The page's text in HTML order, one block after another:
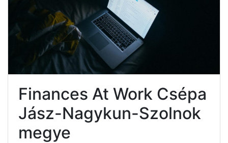
Finances At Work Csépa
Jász-Nagykun-Szolnok
megye